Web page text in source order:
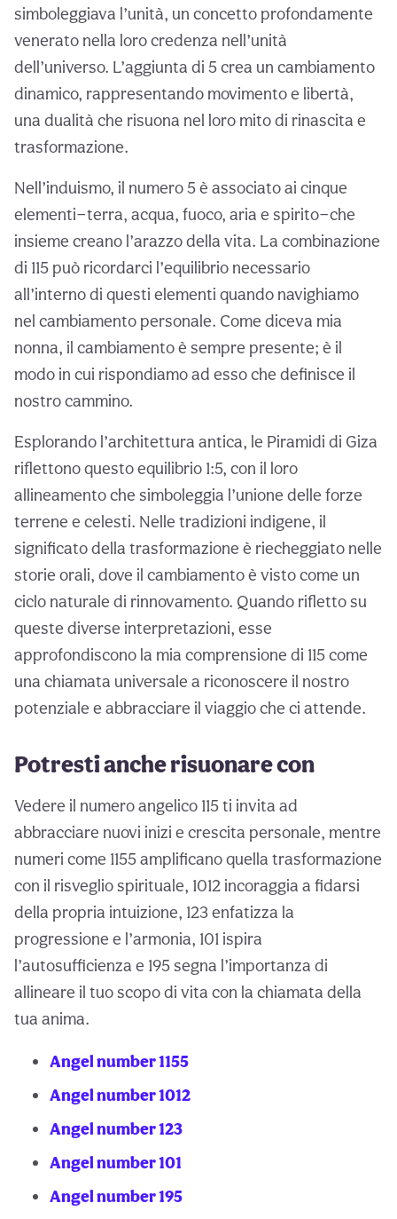
simboleggiava l’unità, un concetto profondamente
venerato nella loro credenza nell’unità
dell’universo. L’aggiunta di 5 crea un cambiamento
dinamico, rappresentando movimento e libertà,
una dualità che risuona nel loro mito di rinascita e
trasformazione.
Nell’induismo, il numero 5 è associato ai cinque
elementi—terra, acqua, fuoco, aria e spirito—che
insieme creano l’arazzo della vita. La combinazione
di 115 può ricordarci l’equilibrio necessario
all’interno di questi elementi quando navighiamo
nel cambiamento personale. Come diceva mia
nonna, il cambiamento è sempre presente; è il
modo in cui rispondiamo ad esso che definisce il
nostro cammino.
Esplorando l’architettura antica, le Piramidi di Giza
riflettono questo equilibrio 1:5, con il loro
allineamento che simboleggia l’unione delle forze
terrene e celesti. Nelle tradizioni indigene, il
significato della trasformazione è riecheggiato nelle
storie orali, dove il cambiamento è visto come un
ciclo naturale di rinnovamento. Quando rifletto su
queste diverse interpretazioni, esse
approfondiscono la mia comprensione di 115 come
una chiamata universale a riconoscere il nostro
potenziale e abbracciare il viaggio che ci attende.
Potresti anche risuonare con
Vedere il numero angelico 115 ti invita ad
abbracciare nuovi inizi e crescita personale, mentre
numeri come 1155 amplificano quella trasformazione
con il risveglio spirituale, 1012 incoraggia a fidarsi
della propria intuizione, 123 enfatizza la
progressione e l’armonia, 101 ispira
l’autosufficienza e 195 segna l’importanza di
allineare il tuo scopo di vita con la chiamata della
tua anima.
Angel number 1155
Angel number 1012
Angel number 123
Angel number 101
Angel number 195